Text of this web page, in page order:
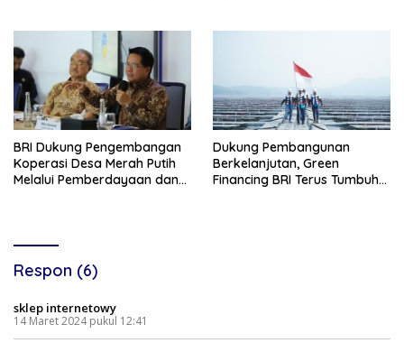
BRI Dukung Pengembangan
Koperasi Desa Merah Putih
Melalui Pemberdayaan dan
Dukung Pembangunan
Berkelanjutan, Green
Financing BRI Terus Tumbuh
Respon (6)
sklep internetowy
14 Maret 2024 pukul 12:41